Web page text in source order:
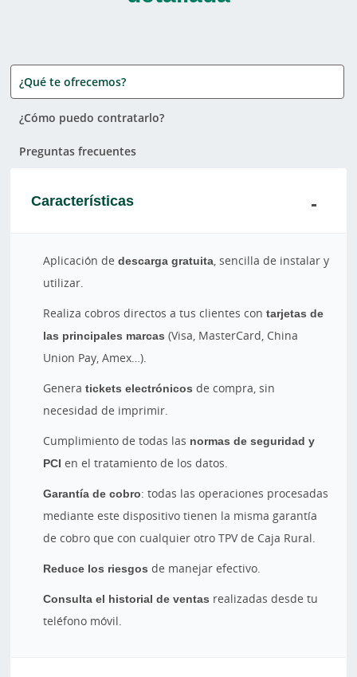
¿Qué te ofrecemos?
¿Cómo puedo contratarlo?
Preguntas frecuentes
Características
Aplicación dedescarga gratuita, sencilla de instalar y
utilizar.
Realiza cobros directos a tus clientes contarjetas de
las principales marcas (Visa, MasterCard, China
Union Pay, Amex…).
Generatickets electrónicos de compra, sin
necesidad de imprimir.
Cumplimiento de todas las normas de seguridad y
PCI en el tratamiento de los datos.
Garantía de cobro: todas las operaciones procesadas
mediante este dispositivo tienen la misma garantía
de cobro que con cualquier otro TPV de Caja Rural.
Reduce los riesgos de manejar efectivo.
Consulta el historial de ventas realizadas desde tu
teléfono móvil.